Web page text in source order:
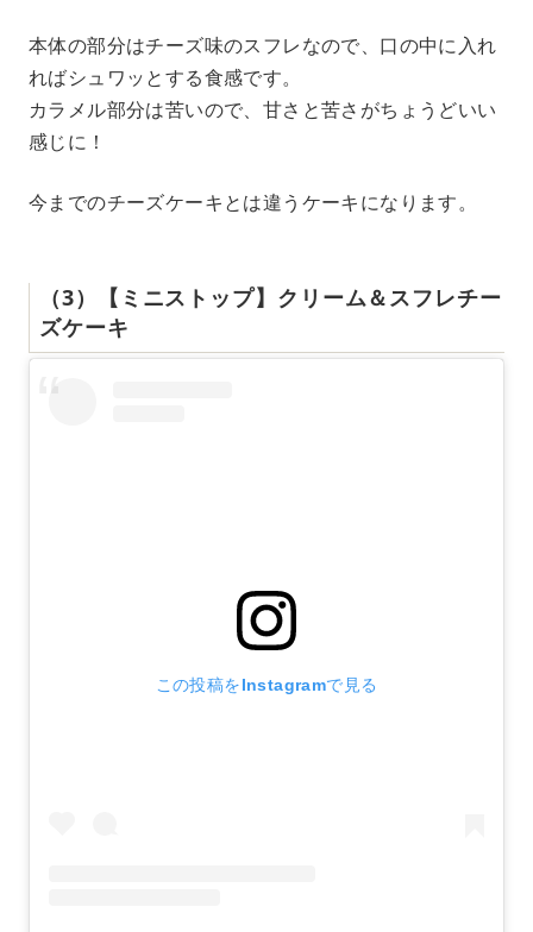
本体の部分はチーズ味のスフレなので、口の中に入れ
ればシュワッとする食感です。
カラメル部分は苦いので、甘さと苦さがちょうどいい
感じに！
今までのチーズケーキとは違うケーキになります。
（3）【ミニストップ】クリーム＆スフレチー
ズケーキ
この投稿をInstagramで見る